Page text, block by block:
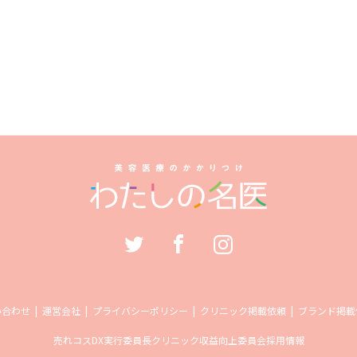
わせ 運営会社 プライバシーポリシー クリニック掲載依頼 ブランド掲
売れコスDX実行委員長クリニック収益向上委員会採用情報